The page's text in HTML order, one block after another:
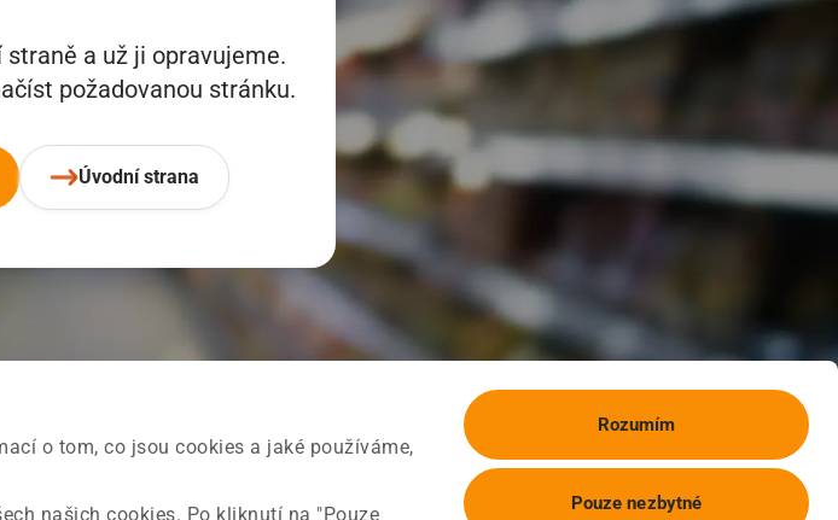
o tom, co jsou cookies a jaké používáme,
našich cookies. Po kliknutí na "Pouze
Rozumím
Pouze nezbytné
straně a už ji opravujeme.
požadovanou stránku.
Úvodní strana